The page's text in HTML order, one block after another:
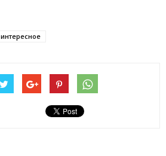
интересное